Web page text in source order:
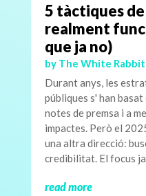
5 tàctiques de
realment
que ja no)
by The White Rabbit
Durant anys, les
públiques s' han
notes de premsa i a
impactes. Però el
una altra direcció:
credibilitat. El focus ja
read more